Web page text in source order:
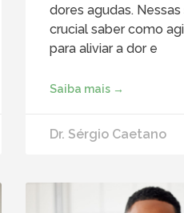
dores agudas.
crucial saber como
para aliviar a dor e
Saiba mais →
Dr. Sérgio Caetano